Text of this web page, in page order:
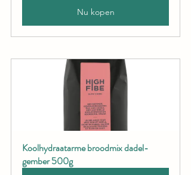
Nu kopen
Koolhydraatarme broodmix dadel-
gember 500g